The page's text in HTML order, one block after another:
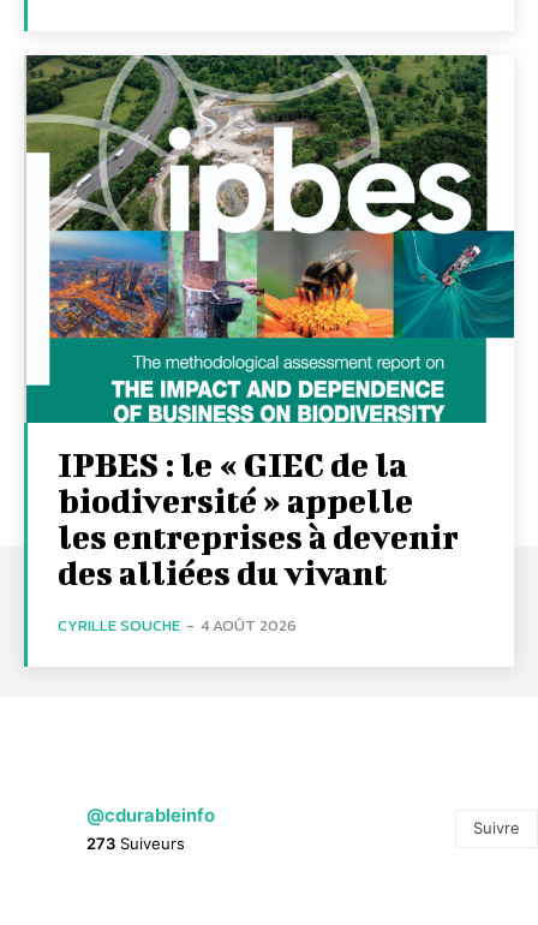
IPBES : le « GIEC de la
biodiversité » appelle
les entreprises à devenir
des alliées du vivant
CYRILLE SOUCHE - 4 AOÛT 2026
@cdurableinfo
273 Suiveurs
Suivre